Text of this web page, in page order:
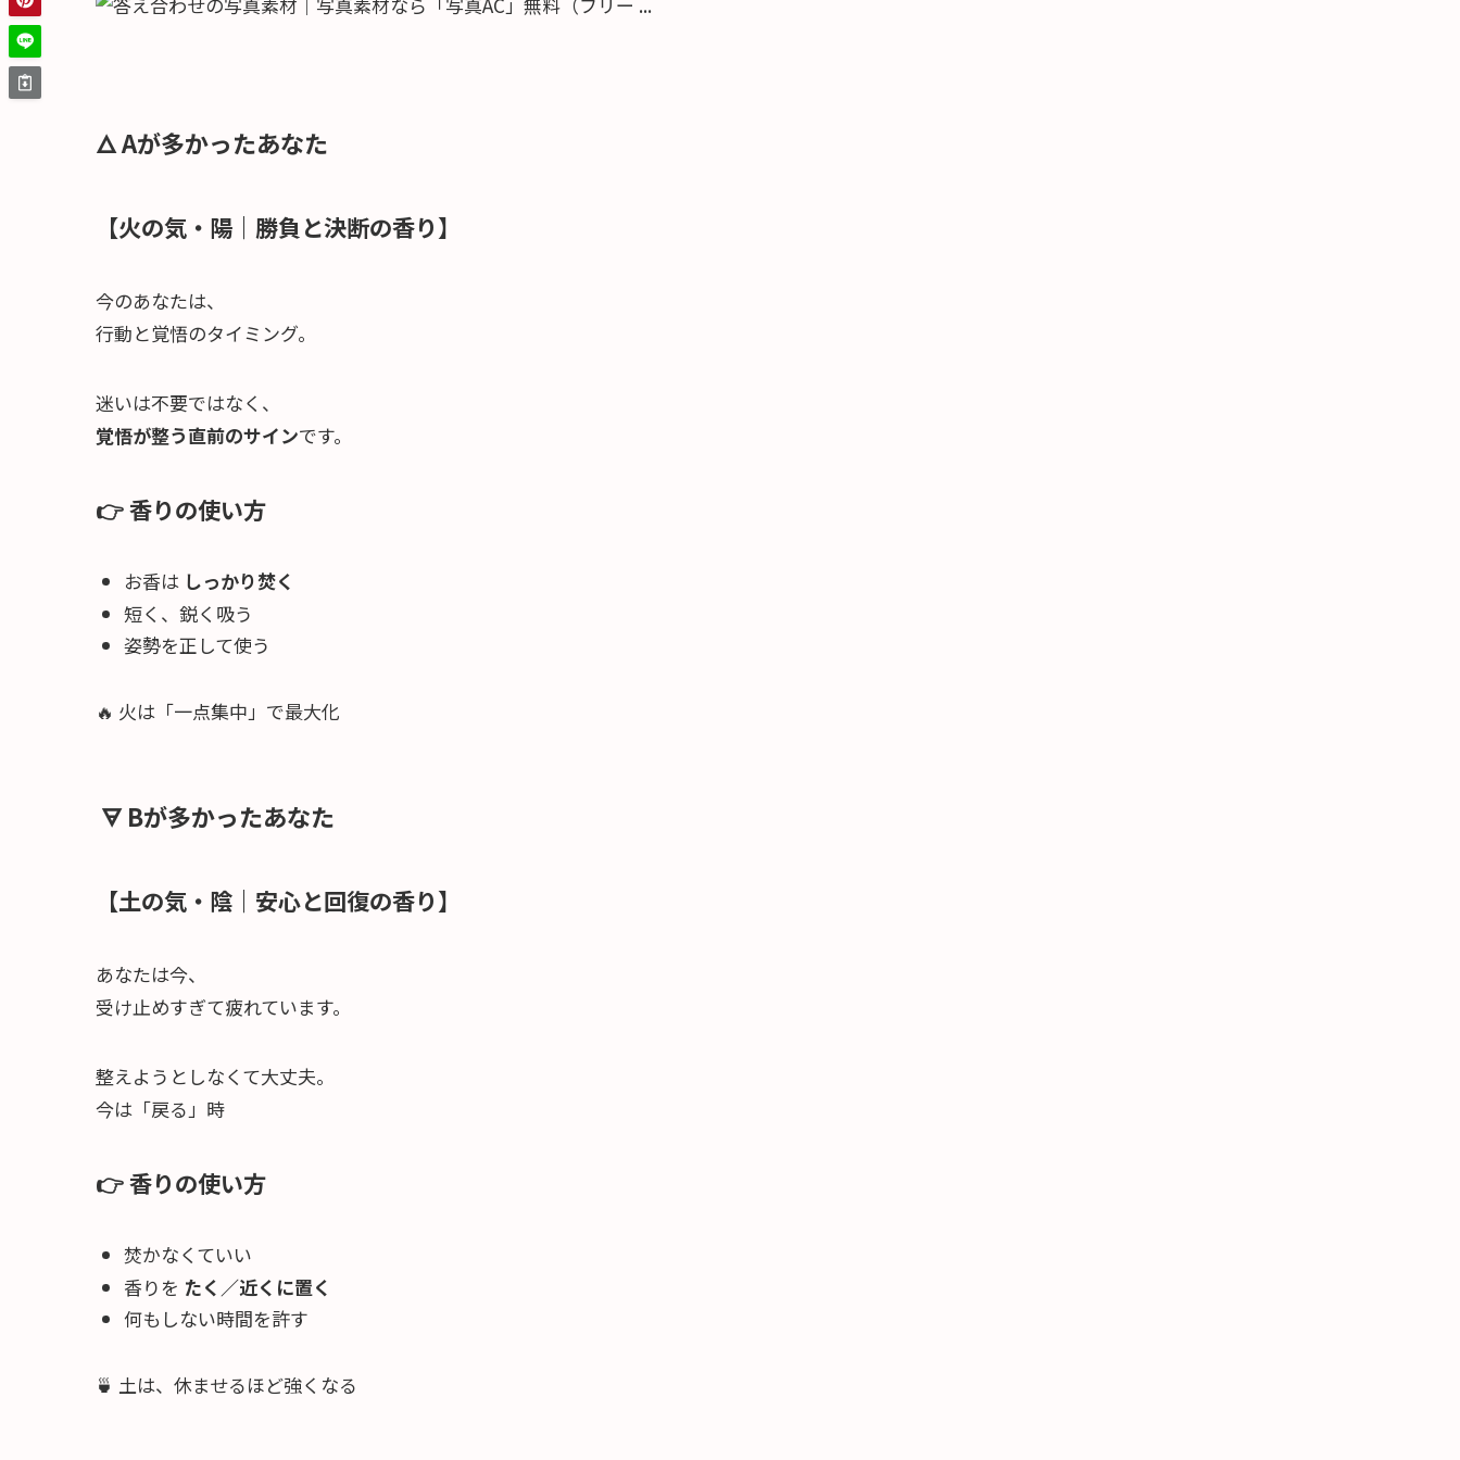
🜂 Aが多かったあなた
【火の気・陽｜勝負と決断の香り】
今のあなたは、
行動と覚悟のタイミング。
迷いは不要ではなく、
覚悟が整う直前のサインです。
👉 香りの使い方
お香は しっかり焚く
短く、鋭く吸う
姿勢を正して使う
🔥 火は「一点集中」で最大化
🜃 Bが多かったあなた
【土の気・陰｜安心と回復の香り】
あなたは今、
受け止めすぎて疲れています。
整えようとしなくて大丈夫。
今は「戻る」時
👉 香りの使い方
焚かなくていい
香りを たく／近くに置く
何もしない時間を許す
🍵 土は、休ませるほど強くなる